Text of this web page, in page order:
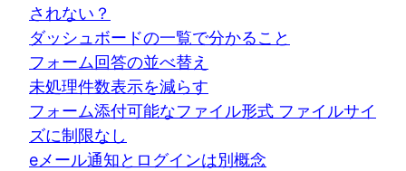
されない？
ダッシュボードの一覧で分かること
フォーム回答の並べ替え
未処理件数表示を減らす
フォーム添付可能なファイル形式 ファイルサイ
ズに制限なし
eメール通知とログインは別概念